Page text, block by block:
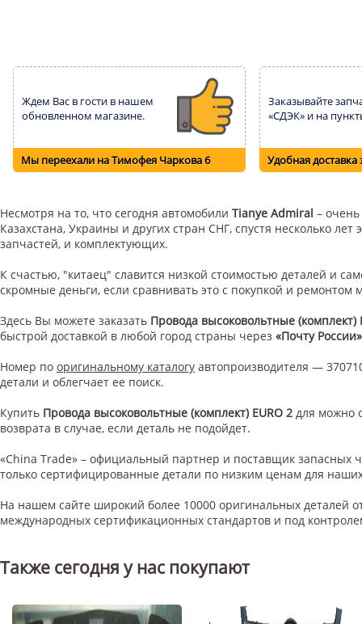
Ждем Вас в гости в нашем
обновленном магазине.
Мы переехали на Тимофея Чаркова 6
Заказывайте
«СДЭК» и на
Удобная доставка
Несмотря на то, что сегодня автомобили Tianye Admiral –
Казахстана, Украины и других стран СНГ, спустя несколько
запчастей, и комплектующих.
К счастью, "китаец" славится низкой стоимостью деталей и
скромные деньги, если сравнивать это с покупкой и
Здесь Вы можете заказать Провода высоковольтные (комплект)
быстрой доставкой в любой город страны через «Почту России»
Номер по оригинальному каталогу автопроизводителя —
детали и облегчает ее поиск.
Купить Провода высоковольтные (комплект) EURO 2 для можно
возврата в случае, если деталь не подойдет.
«China Trade» – официальный партнер и поставщик запасных
только сертифицированные детали по низким ценам для
На нашем сайте широкий более 10000 оригинальных деталей
международных сертификационных стандартов и под
Также сегодня у нас покупают